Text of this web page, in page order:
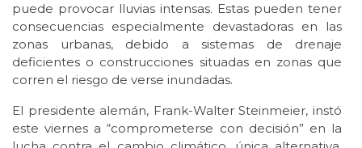
puede provocar lluvias intensas. Estas pueden tener
consecuencias especialmente devastadoras en las
zonas urbanas, debido a sistemas de drenaje
deficientes o construcciones situadas en zonas que
corren el riesgo de verse inundadas.
El presidente alemán, Frank-Walter Steinmeier, instó
este viernes a “comprometerse con decisión” en la